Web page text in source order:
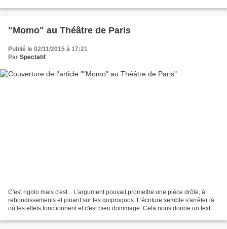
"Momo" au Théâtre de Paris
Publié le 02/11/2015 à 17:21
Par Spectatif
C'est rigolo mais c'est... L’argument pouvait promettre une pièce drôle, à
rebondissements et jouant sur les quiproquos. L'écriture semble s'arrêter là
où les effets fonctionnent et c'est bien dommage. Cela nous donne un texte